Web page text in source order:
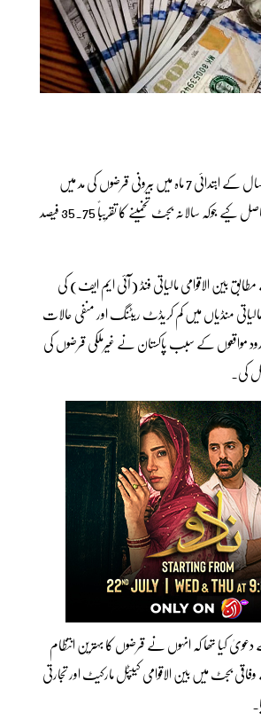
پاکستان نے رواں مالی سال کے ابتدائی 7 ماہ میں بیرونی قرضوں کی مد میں
تقریباً 6.3 ارب ڈالرز حاصل کیے جوکہ سالانہ بجٹ تخمینے کا تقریباً 35.75 فیصد
بین الاقوامی مالیاتی فنڈ (آئی ایم ایف) کی
منڈیاں میں کم کریڈٹ ریٹنگ اور منفی حالات
مواقعوں کے سبب پاکستان نے غیرملکی قرضوں کی
کی۔
کیا تھا کہ انہوں نے قرضوں کا بہترین انتظام
24-2023 کے وفاقی بجٹ میں بین الاقوامی کیپٹل مارکیٹ اور تجارتی